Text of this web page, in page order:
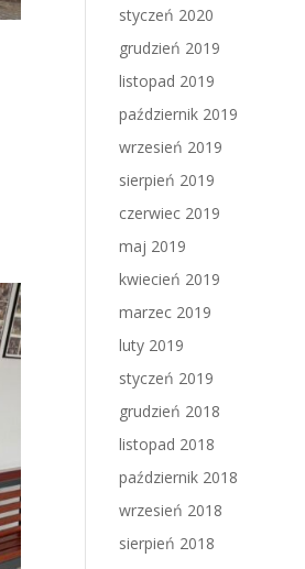
styczeń 2020
grudzień 2019
listopad 2019
październik 2019
wrzesień 2019
sierpień 2019
czerwiec 2019
maj 2019
kwiecień 2019
marzec 2019
luty 2019
styczeń 2019
grudzień 2018
listopad 2018
październik 2018
wrzesień 2018
sierpień 2018